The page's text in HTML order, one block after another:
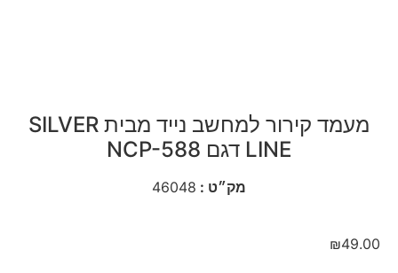
מעמד קירור למחשב נייד מבית SILVER
LINE דגם NCP-588
מק״ט : 46048
₪49.00